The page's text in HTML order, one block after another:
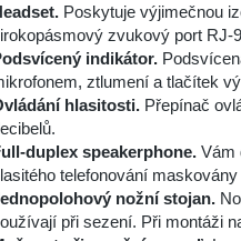
Poskytuje výjimečnou
zvukový port RJ-
indikátor.
ztlumení a tlačítek
hlasitosti. Přepínač
duplex speakerphone. Vám
telefonování
nožní stojan.
při sezení. Při montáži